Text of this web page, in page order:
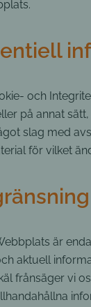
och
på annat
slag med
för vilket
är
aktuell
frånsäger vi